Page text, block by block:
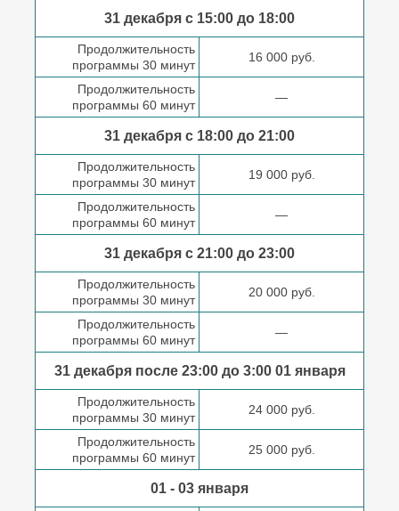
31 декабря с 15:00 до 18:00
Продолжительность
программы 30 минут
16 000 руб.
Продолжительность
программы 60 минут
—
31 декабря с 18:00 до 21:00
Продолжительность
программы 30 минут
19 000 руб.
Продолжительность
программы 60 минут
—
31 декабря с 21:00 до 23:00
Продолжительность
программы 30 минут
20 000 руб.
Продолжительность
программы 60 минут
—
31 декабря после23:00 до 3:0001 января
Продолжительность
программы 30 минут
24 000 руб.
Продолжительность
программы 60 минут
25 000 руб.
01 - 03 января